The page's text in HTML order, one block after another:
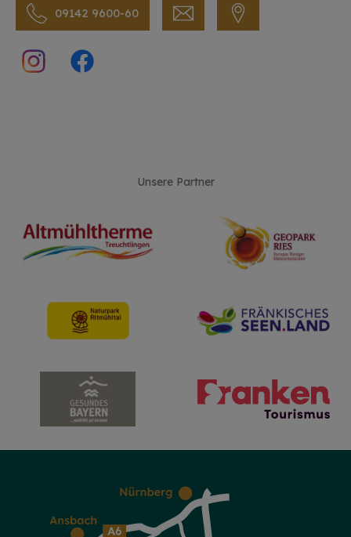
09142 9600-60
Unsere Partner